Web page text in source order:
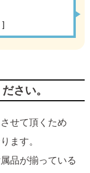
さい。
せて頂くため
ます。
品が揃っている